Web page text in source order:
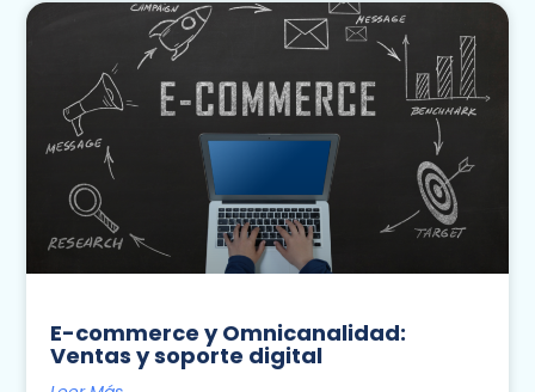
E-commerce y Omnicanalidad:
Ventas y soporte digital